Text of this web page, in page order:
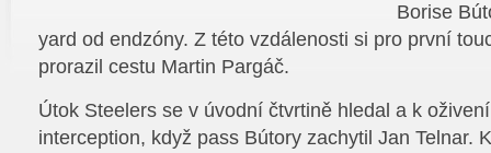
Borise
yard od endzóny. Z této vzdálenosti si pro první
prorazil cestu Martin Pargáč.
Útok Steelers se v úvodní čtvrtině hledal a k
interception, když pass Bútory zachytil Jan Telnar.